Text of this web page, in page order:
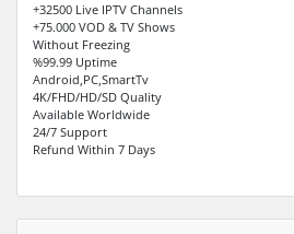
+32500 Live IPTV Channels
+75.000 VOD & TV Shows
Without Freezing
%99.99 Uptime
Android,PC,SmartTv
4K/FHD/HD/SD Quality
Available Worldwide
24/7 Support
Refund Within 7 Days